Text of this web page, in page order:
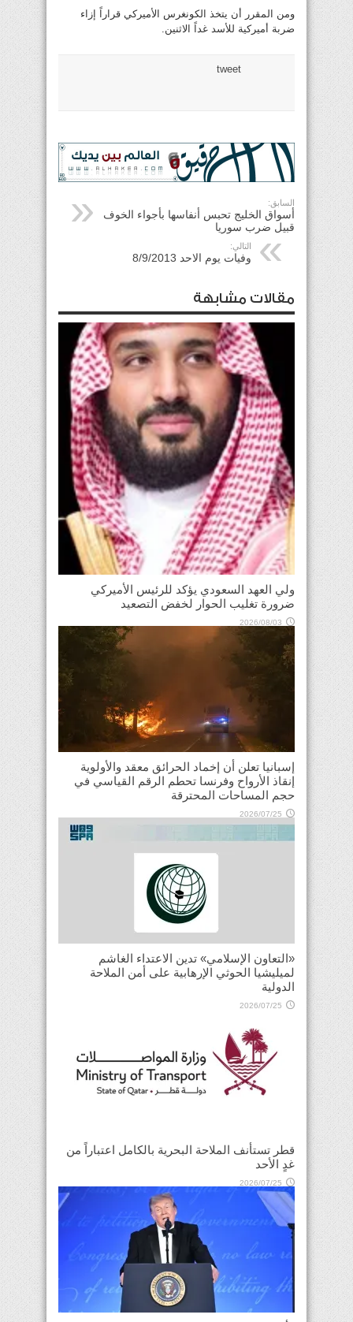
ومن المقرر أن يتخذ الكونغرس الأميركي قراراً إزاء
ضربة أميركية للأسد غداً الاثنين.
tweet
السابق:
أسواق الخليج تحبس أنفاسها بأجواء الخوف
قبيل ضرب سوريا
التالي:
وفيات يوم الاحد 8/9/2013
مقالات مشابهة
ولي العهد السعودي يؤكد للرئيس الأميركي
ضرورة تغليب الحوار لخفض التصعيد
2026/08/03
إسبانيا تعلن أن إخماد الحرائق معقد والأولوية
إنقاذ الأرواح وفرنسا تحطم الرقم القياسي في
حجم المساحات المحترقة
2026/07/25
«التعاون الإسلامي» تدين الاعتداء الغاشم
لميليشيا الحوثي الإرهابية على أمن الملاحة
الدولية
2026/07/25
قطر تستأنف الملاحة البحرية بالكامل اعتباراً من
غدٍ الأحد
2026/07/25